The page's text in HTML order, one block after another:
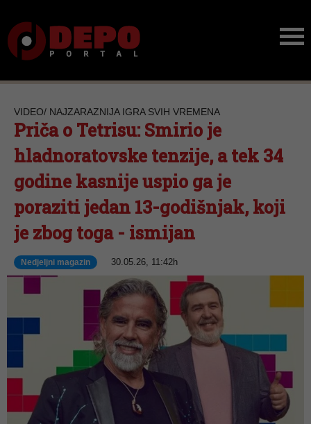
VIDEO/ NAJZARAZNIJA IGRA SVIH VREMENA
Priča o Tetrisu: Smirio je
hladnoratovske tenzije, a tek 34
godine kasnije uspio ga je
poraziti jedan 13-godišnjak, koji
je zbog toga - ismijan
Nedjeljni magazin 30.05.26, 11:42h